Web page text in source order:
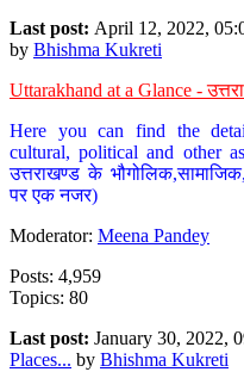
Last post: April 12, 2022,
by Bhishma Kukreti
Uttarakhand at a Glance -
Here you can find the
cultural, political and other
उत्तराखण्ड के
पर एक नजर)
Moderator: Meena Pandey
Posts: 4,959
Topics: 80
Last post: January 30, 2022,
Places... by Bhishma Kukreti